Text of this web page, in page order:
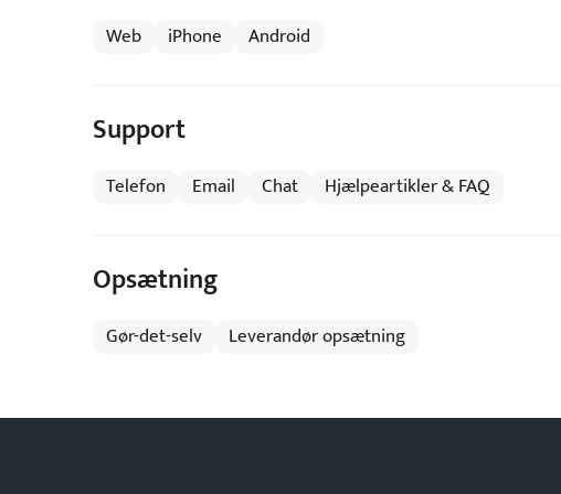
Web iPhone Android
Support
Telefon Email Chat Hjælpeartikler & FAQ
Opsætning
Gør-det-selv Leverandør opsætning